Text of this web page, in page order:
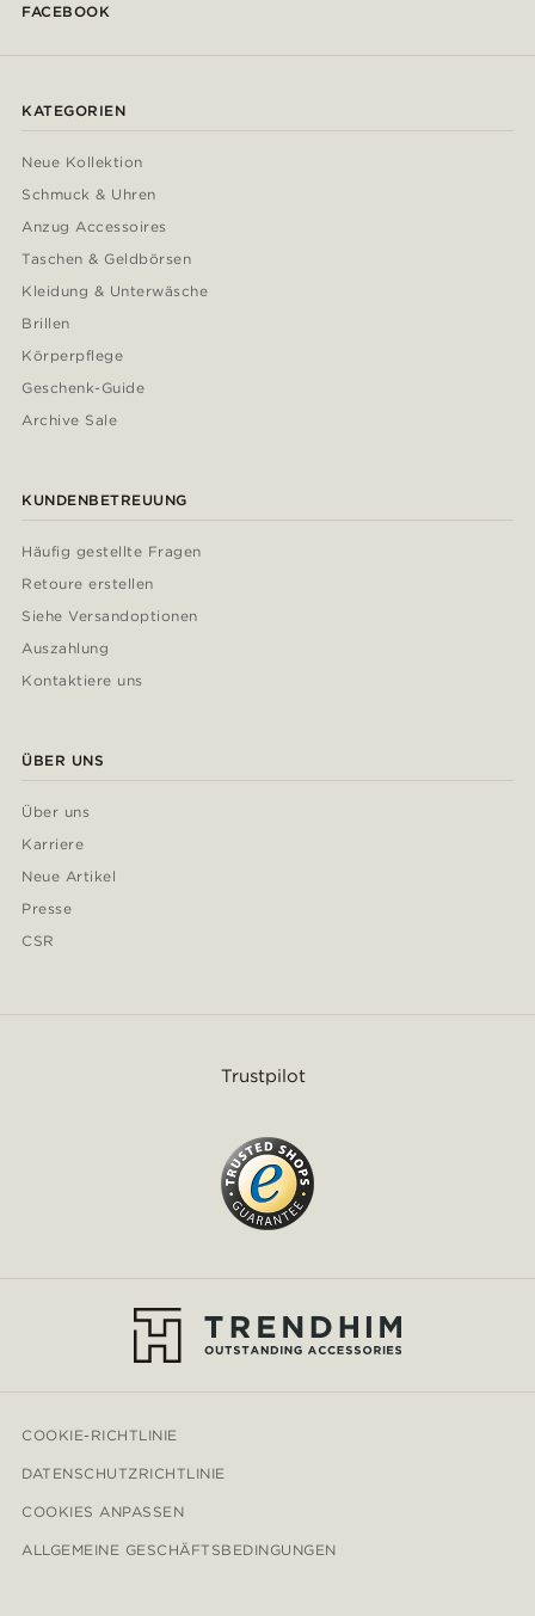
FACEBOOK
KATEGORIEN
Neue Kollektion
Schmuck & Uhren
Anzug Accessoires
Taschen & Geldbörsen
Kleidung & Unterwäsche
Brillen
Körperpflege
Geschenk-Guide
Archive Sale
KUNDENBETREUUNG
Häufig gestellte Fragen
Retoure erstellen
Siehe Versandoptionen
Auszahlung
Kontaktiere uns
ÜBER UNS
Über uns
Karriere
Neue Artikel
Presse
CSR
Trustpilot
COOKIE-RICHTLINIE
DATENSCHUTZRICHTLINIE
COOKIES ANPASSEN
ALLGEMEINE GESCHÄFTSBEDINGUNGEN